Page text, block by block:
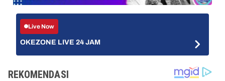
Live Now
OKEZONE LIVE 24 JAM